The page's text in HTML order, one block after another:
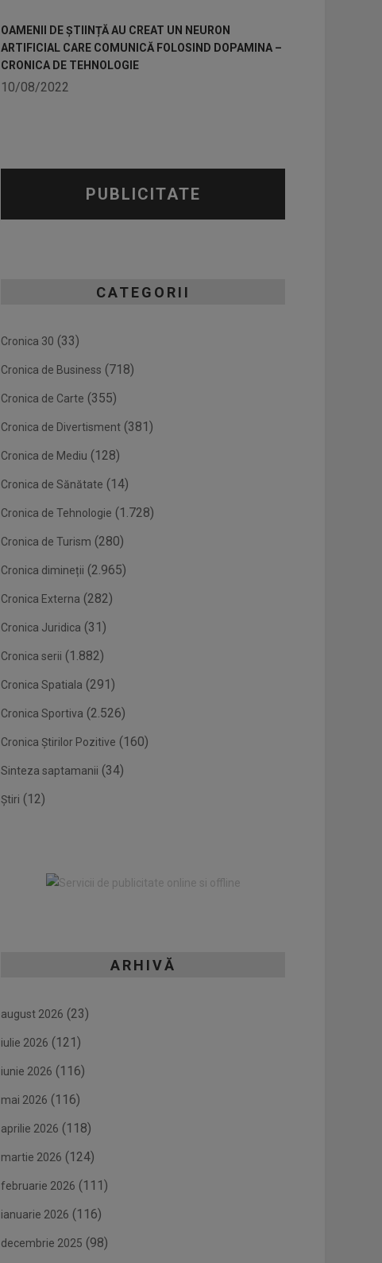
OAMENII DE ȘTIINȚĂ AU CREAT UN NEURON
ARTIFICIAL CARE COMUNICĂ FOLOSIND DOPAMINA –
CRONICA DE TEHNOLOGIE
10/08/2022
PUBLICITATE
CATEGORII
Cronica 30 (33)
Cronica de Business (718)
Cronica de Carte (355)
Cronica de Divertisment (381)
Cronica de Mediu (128)
Cronica de Sănătate (14)
Cronica de Tehnologie (1.728)
Cronica de Turism (280)
Cronica dimineții (2.965)
Cronica Externa (282)
Cronica Juridica (31)
Cronica serii (1.882)
Cronica Spatiala (291)
Cronica Sportiva (2.526)
Cronica Știrilor Pozitive (160)
Sinteza saptamanii (34)
Știri (12)
ARHIVĂ
august 2026 (23)
iulie 2026 (121)
iunie 2026 (116)
mai 2026 (116)
aprilie 2026 (118)
martie 2026 (124)
februarie 2026 (111)
ianuarie 2026 (116)
decembrie 2025 (98)